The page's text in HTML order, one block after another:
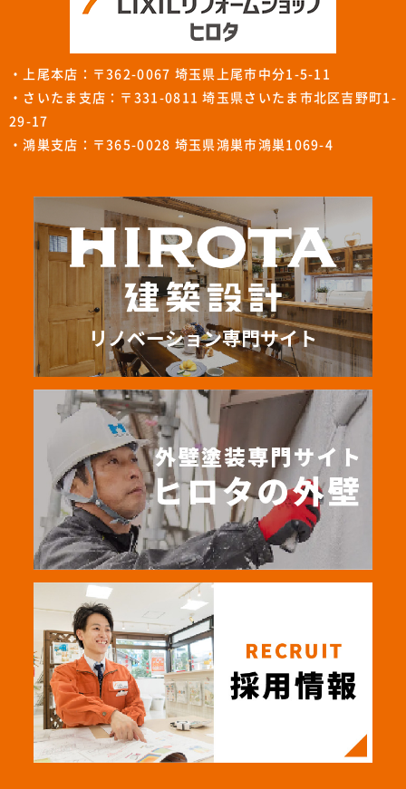
・上尾本店：〒362-0067 埼玉県上尾市中分1-5-11
・さいたま支店：〒331-0811 埼玉県さいたま市北区吉野町1-
29-17
・鴻巣支店：〒365-0028 埼玉県鴻巣市鴻巣1069-4